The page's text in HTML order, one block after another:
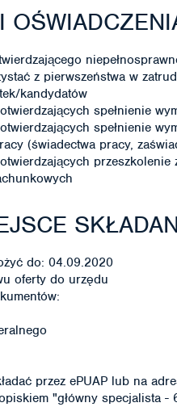
z pierwszeństwa w
kandydatów
spełnienie
spełnienie
(świadectwa pracy,
do: 04.09.2020
oferty do urzędu
przez ePUAP lub na
"główny specjalista -